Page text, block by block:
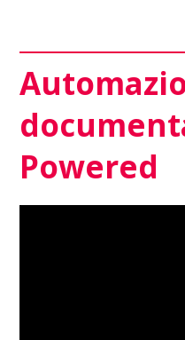
Powered